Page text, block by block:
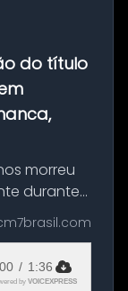
do título
morreu
durante
do
em
/ 1:36
by VOICEXPRESS